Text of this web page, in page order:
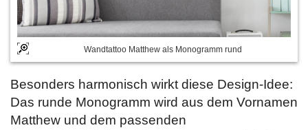
Wandtattoo Matthew als Monogramm rund
Besonders harmonisch wirkt diese Design-Idee:
Das runde Monogramm wird aus dem Vornamen
Matthew und dem passenden